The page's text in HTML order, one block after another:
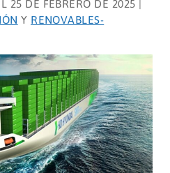
25 DE FEBRERO DE 2025 |
Y RENOVABLES-